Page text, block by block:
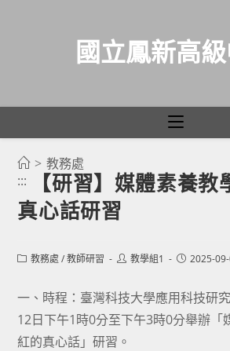
國立鳳新高
> 教務處
:::
【研習】媒體素養
真心話研習
Post教務處 / 教師研習
Post教學組1
Post2025-
一、時程：臺灣科技大學應用科技研
12日下午1時0分至下午3時0分舉辦
紅的真心話」研習。